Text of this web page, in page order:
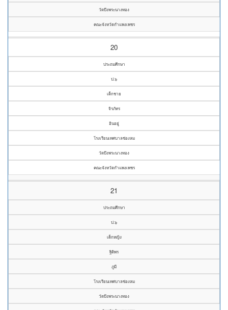
วัดบึงพระนางทอง
คณะจังหวัดกำแพงเพชร
20
ประถมศึกษา
ป.๖
เด็กชาย
จิรภัทร
อินอยู่
โรงเรียนเทศบาลช่องลม
วัดบึงพระนางทอง
คณะจังหวัดกำแพงเพชร
21
ประถมศึกษา
ป.๖
เด็กหญิง
ฐิติพร
ภูมี
โรงเรียนเทศบาลช่องลม
วัดบึงพระนางทอง